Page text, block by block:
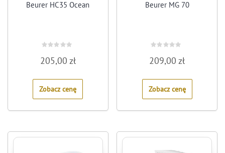
Beurer HC35 Ocean
0
out
5
205,00 zł
Zobacz cenę
Beurer MG 70
0
out
5
209,00zł
Zobacz cenę